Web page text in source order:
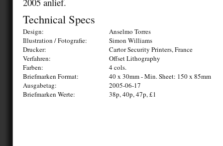
Technical Specs
Design:
Anselmo Torres
Illustration / Fotografie:
Simon Williams
Drucker:
Cartor Security Printers, France
Verfahren:
Offset Lithography
Farben:
4 cols.
Briefmarken Format:
40 x 30mm - Min. Sheet: 150 x 85mm
Ausgabetag:
2005-06-17
Briefmarken Werte:
38p, 40p, 47p, £1